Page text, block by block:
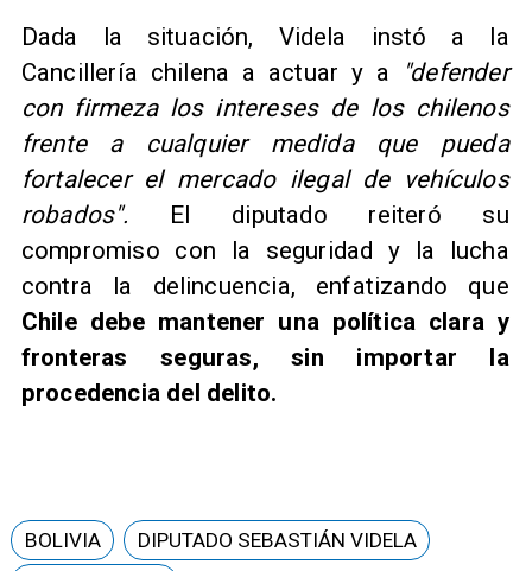
Dada la situación, Videla instó a la
Cancillería chilena a actuar y a
"defender
con firmeza los intereses de los chilenos
frente a cualquier medida que pueda
fortalecer el mercado ilegal de vehículos
robados". El diputado reiteró su
compromiso con la seguridad y la lucha
contra la delincuencia, enfatizando que
Chile debe mantener una política clara y
fronteras seguras, sin importar la
procedencia del delito.
BOLIVIA
DIPUTADO SEBASTIÁN VIDELA